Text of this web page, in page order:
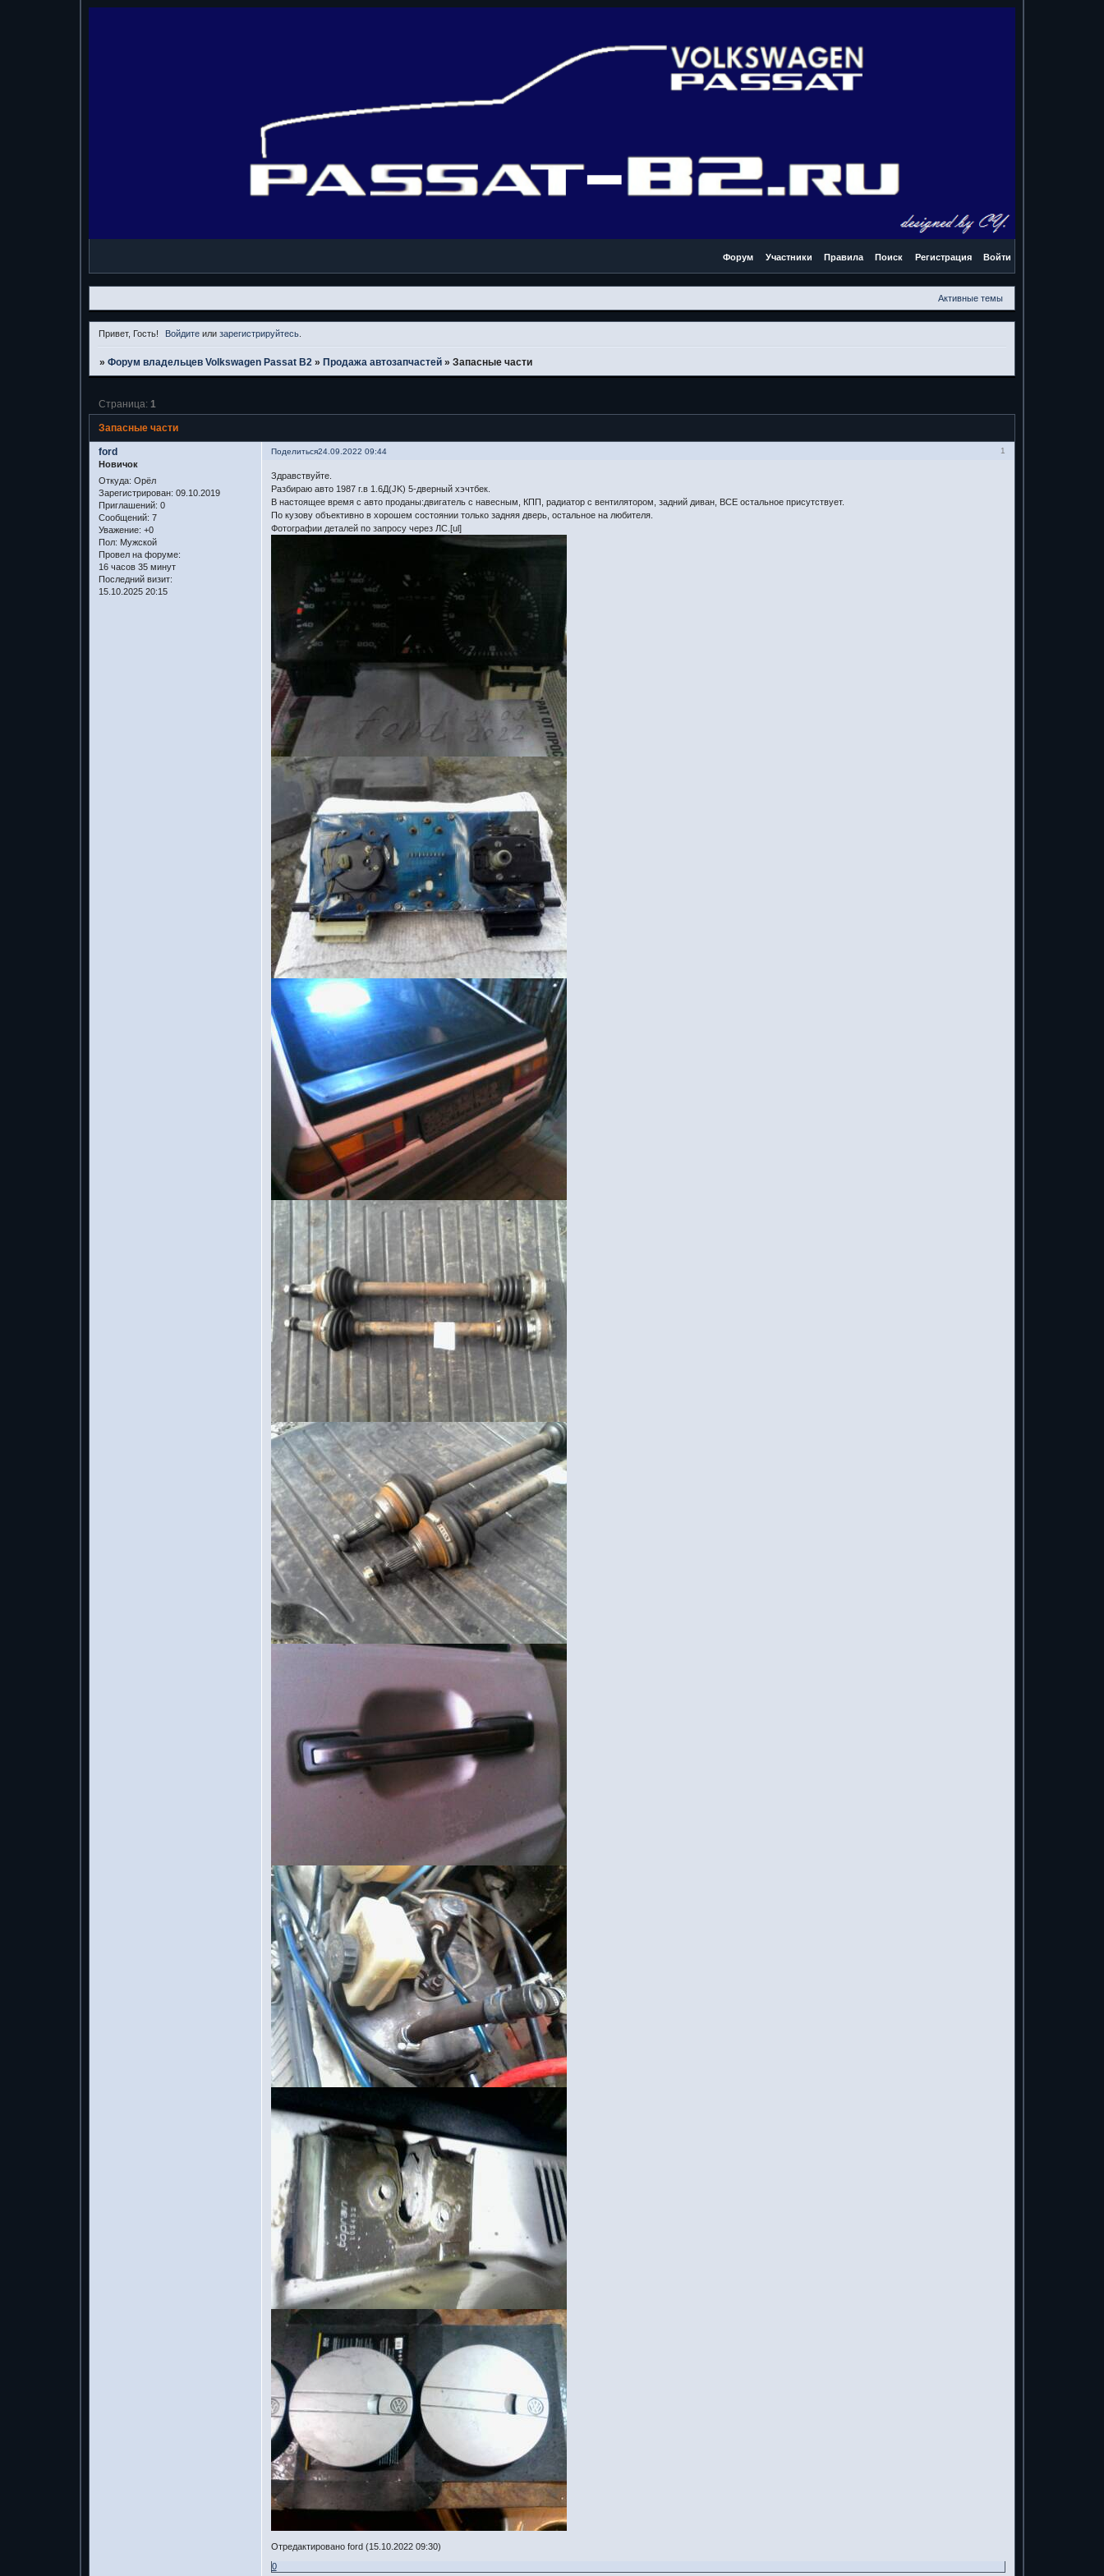
Форум Участники Правила Поиск Регистрация Войти
Активные темы
Привет, Гость! Войдите илизарегистрируйтесь.
» Форум владельцев Volkswagen Passat B2 » Продажа автозапчастей » Запасные части
Запасные части
Страница: 1
Поделиться 1
24.09.2022 09:44
ford
Новичок
Откуда: Орёл
Зарегистрирован: 09.10.2019
Приглашений: 0
Сообщений: 7
Уважение: +0
Пол: Мужской
Провел на форуме:
16 часов 35 минут
Последний визит:
15.10.2025 20:15
Здравствуйте.
Разбираю авто 1987 г.в 1.6Д(JK) 5-дверный хэчтбек.
В настоящее время с авто проданы:двигатель с навесным, КПП, радиатор с вентилятором, задний диван, ВСЕ остальное присутствует.
По кузову объективно в хорошем состоянии только задняя дверь, остальное на любителя.
Фотографии деталей по запросу через ЛС.[ul]
Отредактировано ford (15.10.2022 09:30)
0